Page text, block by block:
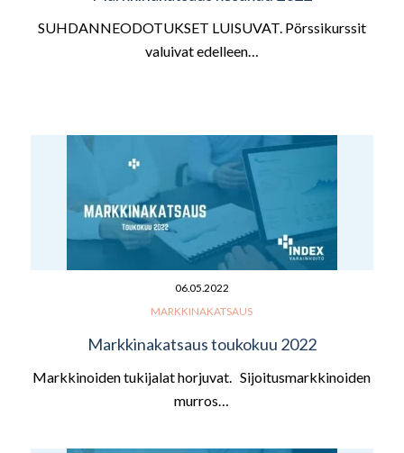
SUHDANNEODOTUKSET LUISUVAT. Pörssikurssit
valuivat edelleen…
06.05.2022
MARKKINAKATSAUS
Markkinakatsaus toukokuu 2022
Markkinoiden tukijalat horjuvat. Sijoitusmarkkinoiden
murros…